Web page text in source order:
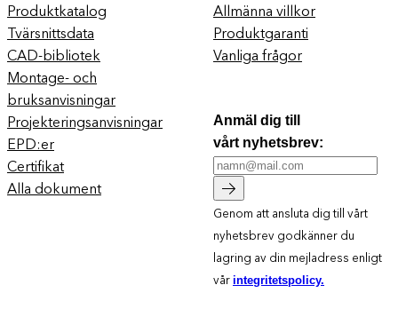
Produktkatalog
Tvärsnittsdata
CAD-bibliotek
Montage- och
bruksanvisningar
Projekteringsanvisningar
EPD:er
Certifikat
Alla dokument
Allmänna villkor
Produktgaranti
Vanliga frågor
Anmäl dig till
vårt nyhetsbrev:
Genom att ansluta dig till vårt
nyhetsbrev godkänner du
lagring av din mejladress enligt
vår integritetspolicy.